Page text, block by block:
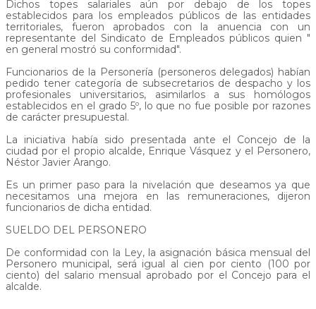
Dichos topes salariales aún por debajo de los topes
establecidos para los empleados públicos de las entidades
territoriales, fueron aprobados con la anuencia con un
representante del Sindicato de Empleados públicos quien "
en general mostró su conformidad".
Funcionarios de la Personería (personeros delegados) habían
pedido tener categoría de subsecretarios de despacho y los
profesionales universitarios, asimilarlos a sus homólogos
establecidos en el grado 5º, lo que no fue posible por razones
de carácter presupuestal.
La iniciativa había sido presentada ante el Concejo de la
ciudad por el propio alcalde, Enrique Vásquez y el Personero,
Néstor Javier Arango.
Es un primer paso para la nivelación que deseamos ya que
necesitamos una mejora en las remuneraciones, dijeron
funcionarios de dicha entidad.
SUELDO DEL PERSONERO
De conformidad con la Ley, la asignación básica mensual del
Personero municipal, será igual al cien por ciento (100 por
ciento) del salario mensual aprobado por el Concejo para el
alcalde.